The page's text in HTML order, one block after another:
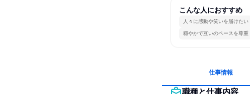
こんな人におすすめ
人々に感動や笑いを届けたい
穏やかで互いのペースを尊重
仕事情報
職種と仕事内容